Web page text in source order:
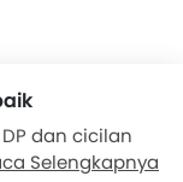
dan cicilan
Single Cab
Selengkapnya